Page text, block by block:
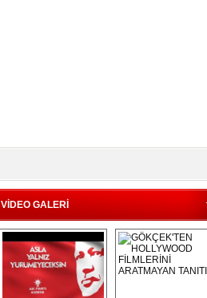
VİDEO GALERİ